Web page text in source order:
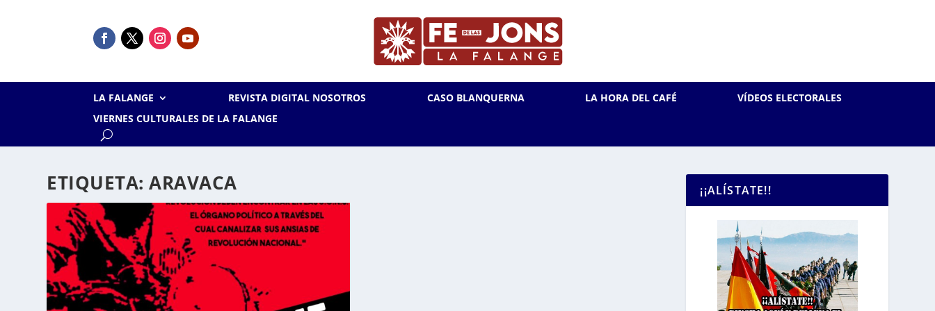
LA FALANGE REVISTA DIGITAL NOSOTROS CASO BLANQUERNA LA HORA DEL CAFÉ
VÍDEOS ELECTORALES
VIERNES CULTURALES DE LA FALANGE
ETIQUETA:ARAVACA ¡¡ALÍSTATE!!